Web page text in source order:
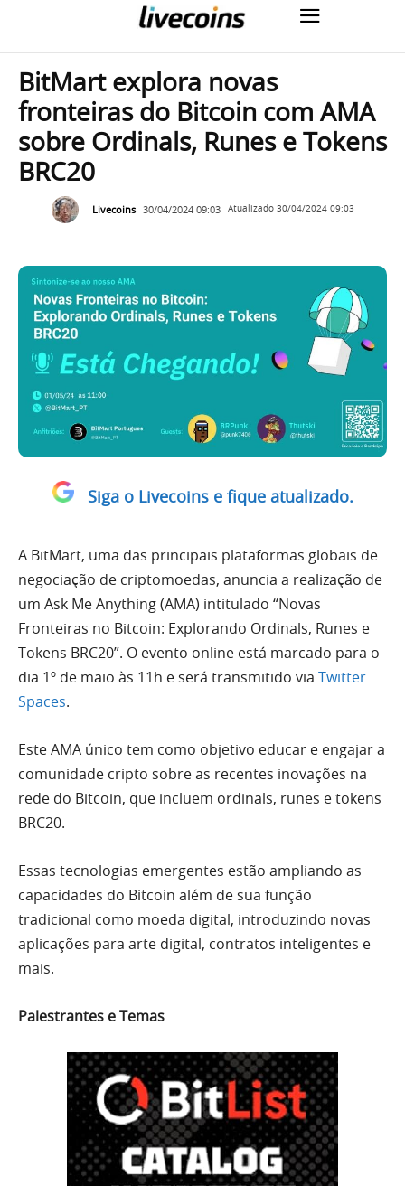
BitMart explora novas
fronteiras do Bitcoin com AMA
sobre Ordinals, Runes e Tokens
BRC20
Livecoins 30/04/2024 09:03 Atualizado 30/04/2024 09:03
Siga o Livecoins e fique atualizado.
A BitMart, uma das principais plataformas globais de
negociação de criptomoedas, anuncia a realização de
um Ask Me Anything (AMA) intitulado “Novas
Fronteiras no Bitcoin: Explorando Ordinals, Runes e
Tokens BRC20”. O evento online está marcado para o
dia 1º de maio às 11h e será transmitido via Twitter
Spaces.
Este AMA único tem como objetivo educar e engajar a
comunidade cripto sobre as recentes inovações na
rede do Bitcoin, que incluem ordinals, runes e tokens
BRC20.
Essas tecnologias emergentes estão ampliando as
capacidades do Bitcoin além de sua função
tradicional como moeda digital, introduzindo novas
aplicações para arte digital, contratos inteligentes e
mais.
Palestrantes e Temas